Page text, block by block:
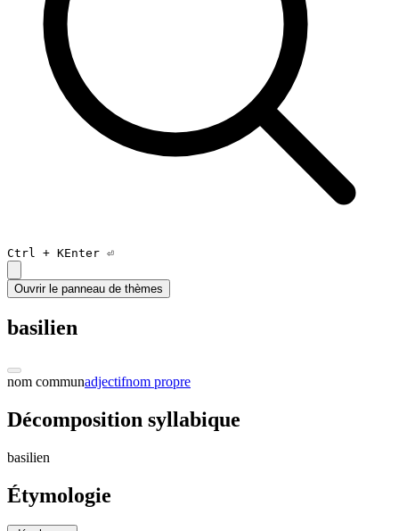
Ctrl + KEnter ⏎
Ouvrir le panneau de thèmes
basilien
nom communadjectifnom propre
Décomposition syllabique
basilien
Étymologie